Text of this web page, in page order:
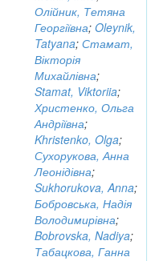
Олійник, Тетяна
Георгіївна; Oleynik,
Tatyana; Стамат,
Вікторія
Михайлівна;
Stamat, Viktoriia;
Христенко, Ольга
Андріївна;
Khristenko, Olga;
Сухорукова, Анна
Леонідівна;
Sukhorukova, Anna;
Бобровська, Надія
Володимирівна;
Bobrovska, Nadiya;
Табацкова, Ганна